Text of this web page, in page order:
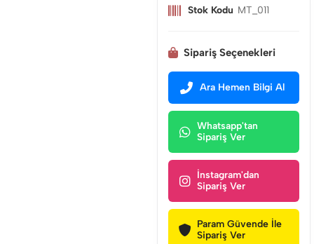
Stok Kodu MT_011
Sipariş Seçenekleri
Ara Hemen Bilgi Al
Whatsapp'tan
Sipariş Ver
İnstagram'dan
Sipariş Ver
Param Güvende İle
Sipariş Ver